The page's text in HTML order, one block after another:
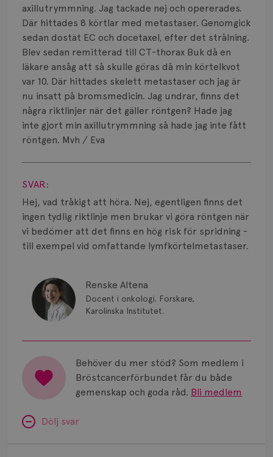
axillutrymmning. Jag tackade nej och opererades.
Där hittades 8 körtlar med metastaser. Genomgick
sedan dostät EC och docetaxel, efter det strålning.
Blev sedan remitterad till CT-thorax Buk då en
läkare ansåg att så skulle göras då min körtelkvot
var 10. Där hittades skelett metastaser och jag är
nu insatt på bromsmedicin. Jag undrar, finns det
några riktlinjer när det gäller röntgen? Hade jag
inte gjort min axillutrymmning så hade jag inte fått
röntgen. Mvh / Eva
Visa svar
SVAR:
Hej, vad tråkigt att höra. Nej, egentligen finns det
ingen tydlig riktlinje men brukar vi göra röntgen när
vi bedömer att det finns en hög risk för spridning -
till exempel vid omfattande lymfkörtelmetastaser.
Renske Altena
Docent i onkologi. Forskare,
Karolinska Institutet.
Behöver du mer stöd? Som medlem i
Bröstcancerförbundet får du både
gemenskap och goda råd. Bli medlem
Dölj svar
Läkemedel
Typ av bröstcancer
Smärta
Prognos
Risker
Spridd bröstcancer
Vätska